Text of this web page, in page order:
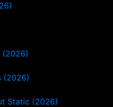
(2026)
(2026)
Static (2026)